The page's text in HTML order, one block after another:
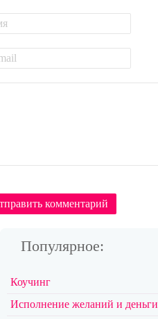
комментарий
Популярное:
Коучинг
Исполнение желаний и деньги